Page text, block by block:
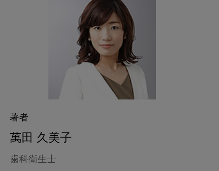
著者
萬田 久美子
歯科衛生士